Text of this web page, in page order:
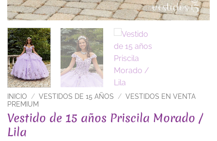
INICIO / VESTIDOS DE 15 AÑOS / VESTIDOS EN VENTA
PREMIUM
Vestido de 15 años Priscila Morado /
Lila